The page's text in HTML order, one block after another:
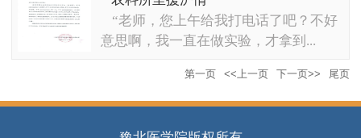
“老师，您上午给我打电话了吧？不好
意思啊，我一直在做实验，才拿到...
第一页 <<上一页 下一页>> 尾页